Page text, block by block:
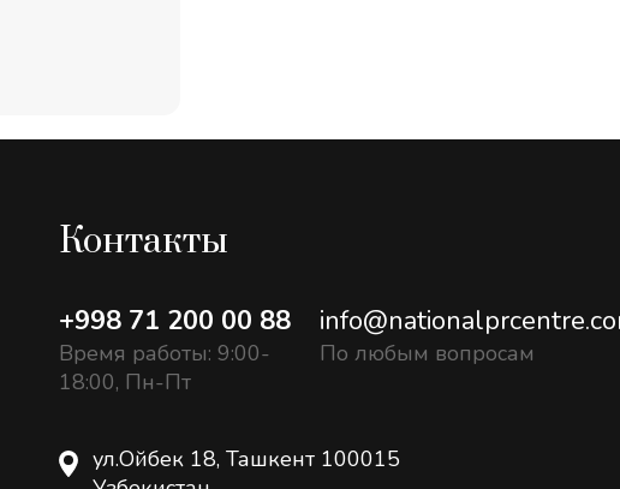
Контакты
+998 71 200 00 88
Время работы: 9:00-
18:00, Пн-Пт
По любым вопросам
ул.Ойбек 18, Ташкент 100015